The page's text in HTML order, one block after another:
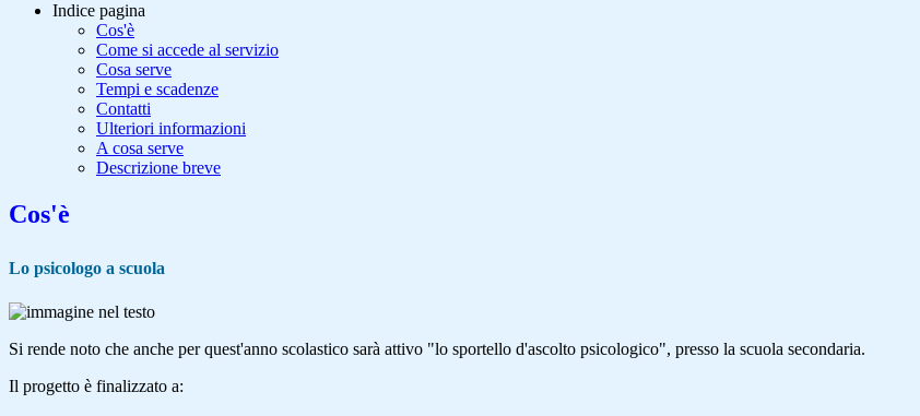
Indice pagina
Cos'è
Come si accede al servizio
Cosa serve
Tempi e scadenze
Contatti
Ulteriori informazioni
A cosa serve
Descrizione breve
Cos'è
Lo psicologo a scuola
Si rende noto che anche per quest'anno scolastico sarà attivo "lo sportello d'ascolto psicologico", presso la scuola secondaria.
Il progetto è finalizzato a: